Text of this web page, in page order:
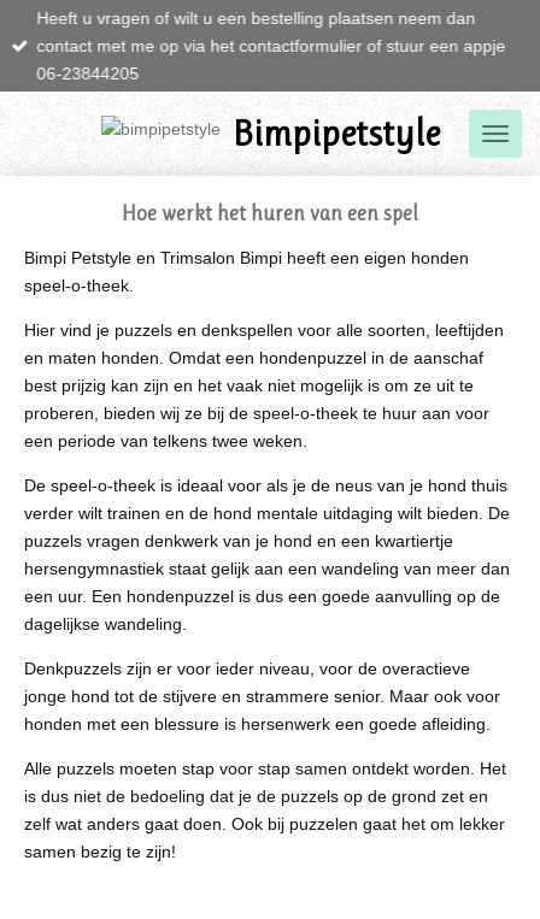
direct
naar
hoofdinhoud
Bimpipetstyle
Heeft u vragen of wilt u een bestelling plaatsen neem dan
contact met me op via het contactformulier of stuur een appje
06-23844205
Hoe werkt het huren van een spel
Bimpi Petstyle en Trimsalon Bimpi heeft een eigen honden
speel-o-theek.
Hier vind je puzzels en denkspellen voor alle soorten, leeftijden
en maten honden. Omdat een hondenpuzzel in de aanschaf
best prijzig kan zijn en het vaak niet mogelijk is om ze uit te
proberen, bieden wij ze bij de speel-o-theek te huur aan voor
een periode van telkens twee weken.
De speel-o-theek is ideaal voor als je de neus van je hond thuis
verder wilt trainen en de hond mentale uitdaging wilt bieden. De
puzzels vragen denkwerk van je hond en een kwartiertje
hersengymnastiek staat gelijk aan een wandeling van meer dan
een uur. Een hondenpuzzel is dus een goede aanvulling op de
dagelijkse wandeling.
​Denkpuzzels zijn er voor ieder niveau, voor de overactieve
jonge hond tot de stijvere en strammere senior. Maar ook voor
honden met een blessure is hersenwerk een goede afleiding.
​Alle puzzels moeten stap voor stap samen ontdekt worden. Het
is dus niet de bedoeling dat je de puzzels op de grond zet en
zelf wat anders gaat doen. Ook bij puzzelen gaat het om lekker
samen bezig te zijn!